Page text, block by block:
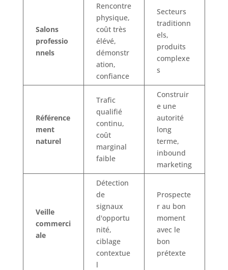
Salons
professio
nnels
Rencontre
physique,
coût très
élévé,
démonstr
ation,
confiance
Secteurs
traditionn
els,
produits
complexe
s
Référence
ment
naturel
Trafic
qualifié
continu,
coût
marginal
faible
Construir
e une
autorité
long
terme,
inbound
marketing
Veille
commerci
ale
Détection
de
signaux
d'opportu
nité,
ciblage
contextue
l
Prospecte
r au bon
moment
avec le
bon
prétexte